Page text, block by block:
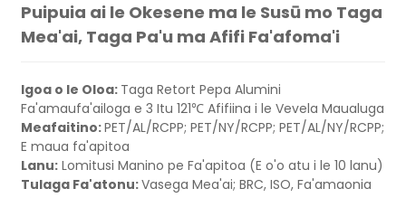
Puipuia ai le Okesene ma le Susū mo Taga
Mea'ai, Taga Pa'u ma Afifi Fa'afoma'i
Igoa o le Oloa: Taga Retort Pepa Alumini
Fa'amaufa'ailoga e 3 Itu 121℃ Afifiina i le Vevela Maualuga
Meafaitino:PET/AL/RCPP; PET/NY/RCPP; PET/AL/NY/RCPP;
E maua fa'apitoa
Lanu:Lomitusi Manino pe Fa'apitoa (E o'o atu i le 10 lanu)
Tulaga Fa'atonu:Vasega Mea'ai; BRC, ISO, Fa'amaonia